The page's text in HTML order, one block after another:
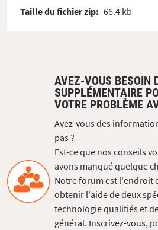
Taille du fichier zip: 66.4 kb
AVEZ-VOUS BESOIN
SUPPLÉMENTAIRE
VOTRE PROBLÈME
Avez-vous des
pas ?
Est-ce que nos conseils
avons manqué quelque
Notre forum est l'endroit
obtenir l'aide de deux
technologie qualifiés et
général. Inscrivez-vous,